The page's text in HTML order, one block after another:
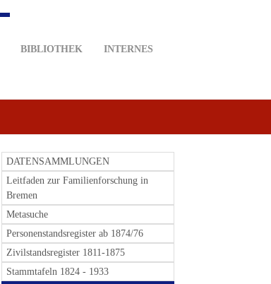
BIBLIOTHEK INTERNES
DATENSAMMLUNGEN
Leitfaden zur Familienforschung in
Bremen
Metasuche
Personenstandsregister ab 1874/76
Zivilstandsregister 1811-1875
Stammtafeln 1824 - 1933